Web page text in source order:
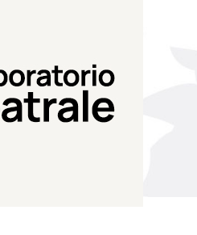
di teatro del
Eduardo de Filippo